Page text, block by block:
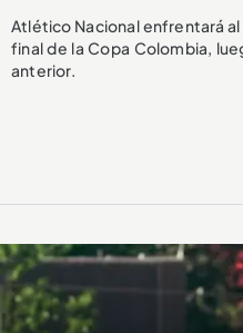
Atlético Nacional enfrentará
final de la Copa Colombia,
anterior.